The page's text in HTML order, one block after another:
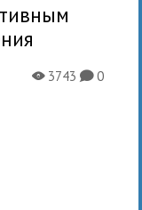
X3743K0